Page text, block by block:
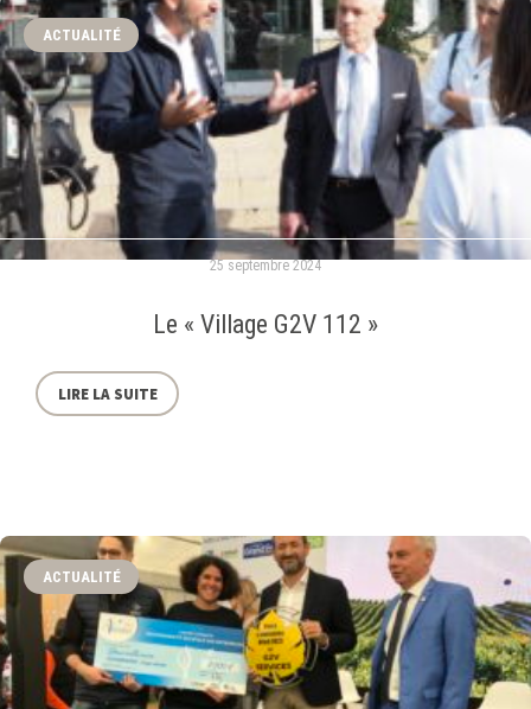
ACTUALITÉ
Le « Village G2V 112 »
LIRE LA SUITE
25 septembre 2024
ACTUALITÉ